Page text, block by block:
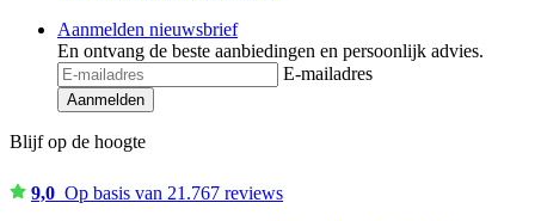
Aanmelden nieuwsbrief
En ontvang de beste aanbiedingen en persoonlijk advies.
E-mailadres
Aanmelden
Blijf op de hoogte
9,0 Op basis van 21.767 reviews